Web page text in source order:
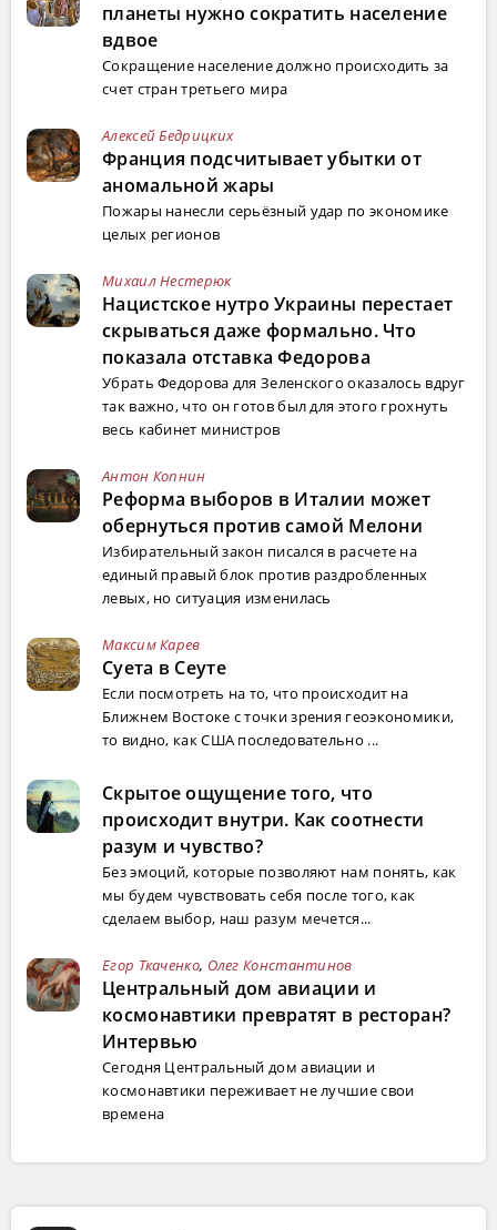
планеты нужно сократить население
вдвое
Сокращение население должно происходить за
счет стран третьего мира
Алексей Бедрицких
Франция подсчитывает убытки от
аномальной жары
Пожары нанесли серьёзный удар по экономике
целых регионов
Михаил Нестерюк
Нацистское нутро Украины перестает
скрываться даже формально. Что
показала отставка Федорова
Убрать Федорова для Зеленского оказалось вдруг
так важно, что он готов был для этого грохнуть
весь кабинет министров
Антон Копнин
Реформа выборов в Италии может
обернуться против самой Мелони
Избирательный закон писался в расчете на
единый правый блок против раздробленных
левых, но ситуация изменилась
Максим Карев
Суета в Сеуте
Если посмотреть на то, что происходит на
Ближнем Востоке с точки зрения геоэкономики,
то видно, как США последовательно ...
Скрытое ощущение того, что
происходит внутри. Как соотнести
разум и чувство?
Без эмоций, которые позволяют нам понять, как
мы будем чувствовать себя после того, как
сделаем выбор, наш разум мечется...
Егор Ткаченко, Олег Константинов
Центральный дом авиации и
космонавтики превратят в ресторан?
Интервью
Сегодня Центральный дом авиации и
космонавтики переживает не лучшие свои
времена